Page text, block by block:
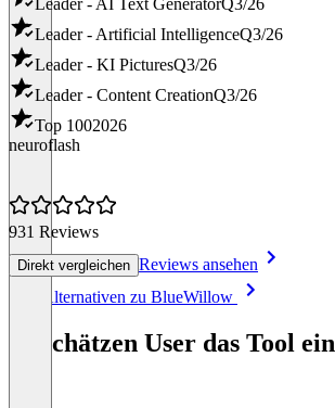
Leader - AI Text GeneratorQ3/26
Leader - Artificial IntelligenceQ3/26
Leader - KI PicturesQ3/26
Leader - Content CreationQ3/26
Top 1002026
neuroflash
931 Reviews
Direkt vergleichen Reviews ansehen
Alle Alternativen zu BlueWillow
So schätzen User das Tool ein